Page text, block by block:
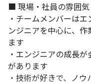
■ 現場・社員の雰囲気
・チームメンバーは
ンジニアを中心に、
ます
・エンジニアの成長
があります
・技術が好きで、ノ